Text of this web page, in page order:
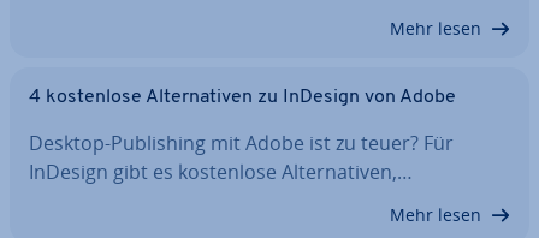
Mehr lesen
4 kos­ten­lo­se Al­ter­na­ti­ven zu InDesign von Adobe
Desktop-Pu­bli­shing mit Adobe ist zu teuer? Für
InDesign gibt es kos­ten­lo­se Al­ter­na­ti­ven,…
Mehr lesen